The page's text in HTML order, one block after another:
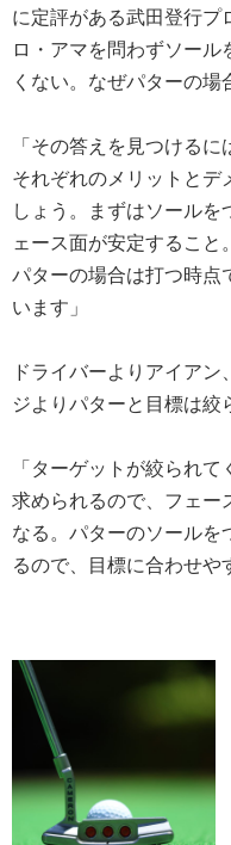
に定評がある武田登行プ
ロ・アマを問わずソー
くない。なぜパターの場
「その答えを見つける
それぞれのメリットとデ
しょう。まずはソール
ェース面が安定すること
パターの場合は打つ時点
います」
ドライバーよりアイア
ジよりパターと目標は絞
「ターゲットが絞られ
求められるので、フェー
なる。パターのソールを
るので、目標に合わせや